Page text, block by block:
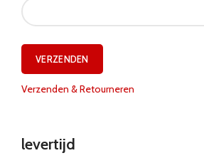
Verzenden & Retourneren
levertijd